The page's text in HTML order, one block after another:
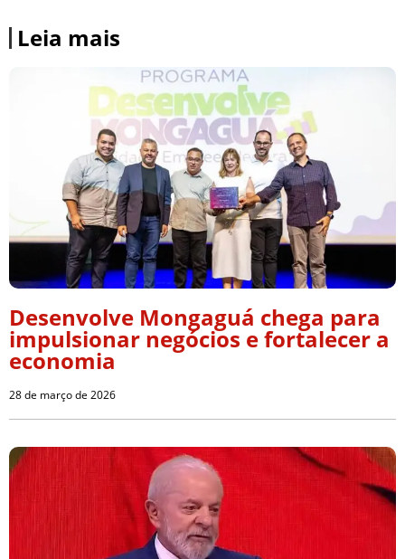
Leia mais
Desenvolve Mongaguá chega para
impulsionar negócios e fortalecer a
economia
28 de março de 2026